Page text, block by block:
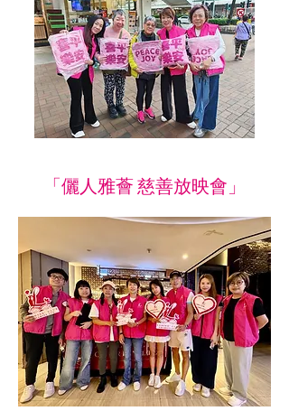
「儷人雅薈 慈善放映會」